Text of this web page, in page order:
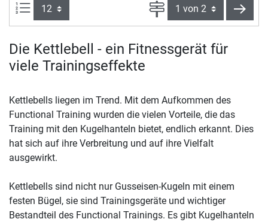
Artikel pro Seite: Seite
Die Kettlebell - ein Fitnessgerät für
viele Trainingseffekte
Kettlebells liegen im Trend. Mit dem Aufkommen des
Functional Training wurden die vielen Vorteile, die das
Training mit den Kugelhanteln bietet, endlich erkannt. Dies
hat sich auf ihre Verbreitung und auf ihre Vielfalt
ausgewirkt.
Kettlebells sind nicht nur Gusseisen-Kugeln mit einem
festen Bügel, sie sind Trainingsgeräte und wichtiger
Bestandteil des Functional Trainings. Es gibt Kugelhanteln